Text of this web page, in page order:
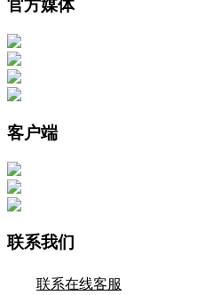
官方媒体
客户端
联系我们
联系在线客服